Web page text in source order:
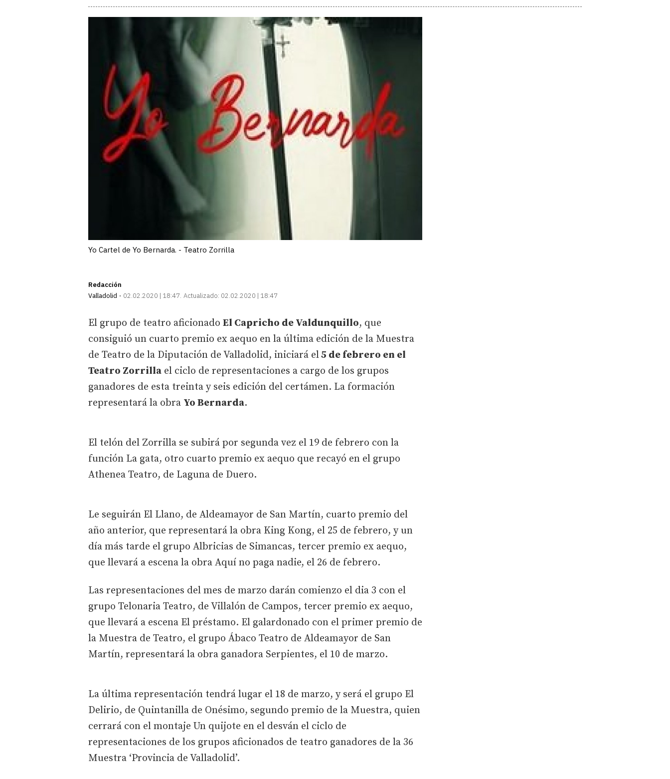
Yo Cartel de Yo Bernarda. - Teatro Zorrilla
Redacción
Valladolid
02.02.2020 | 18:47 Actualizado: 02.02.2020 | 18:47
El grupo de teatro aficionado El Capricho de Valdunquillo, que
consiguió un cuarto premio ex aequo en la última edición de la Muestra
de Teatro de la Diputación de Valladolid, iniciará el5 de febrero en el
Teatro Zorrilla el ciclo de representaciones a cargo de los grupos
ganadores de esta treinta y seis edición del certámen. La formación
representará la obra Yo Bernarda.
El telón del Zorrilla se subirá por segunda vez el 19 de febrero con la
función La gata, otro cuarto premio ex aequo que recayó en el grupo
Athenea Teatro, de Laguna de Duero.
Le seguirán El Llano, de Aldeamayor de San Martín, cuarto premio del
año anterior, que representará la obra King Kong, el 25 de febrero, y un
día más tarde el grupo Albricias de Simancas, tercer premio ex aequo,
que llevará a escena la obra Aquí no paga nadie, el 26 de febrero.
Las representaciones del mes de marzo darán comienzo el dia 3 con el
grupo Telonaria Teatro, de Villalón de Campos, tercer premio ex aequo,
que llevará a escena El préstamo. El galardonado con el primer premio de
la Muestra de Teatro, el grupo Ábaco Teatro de Aldeamayor de San
Martín, representará la obra ganadora Serpientes, el 10 de marzo.
La última representación tendrá lugar el 18 de marzo, y será el grupo El
Delirio, de Quintanilla de Onésimo, segundo premio de la Muestra, quien
cerrará con el montaje Un quijote en el desván el ciclo de
representaciones de los grupos aficionados de teatro ganadores de la 36
Muestra ‘Provincia de Valladolid’.